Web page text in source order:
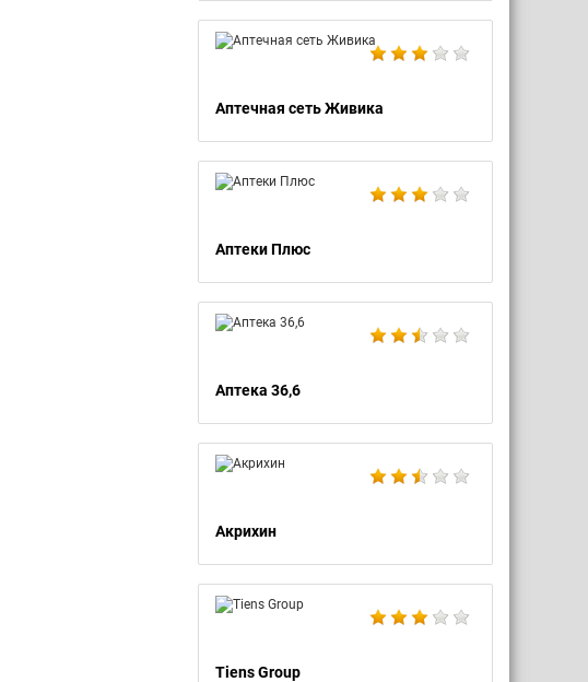
Аптечная сеть Живика
Аптеки Плюс
Аптека 36,6
Акрихин
Tiens Group